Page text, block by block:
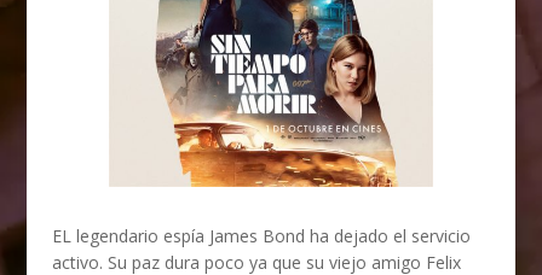
EL legendario espía James Bond ha dejado el servicio
activo. Su paz dura poco ya que su viejo amigo Felix